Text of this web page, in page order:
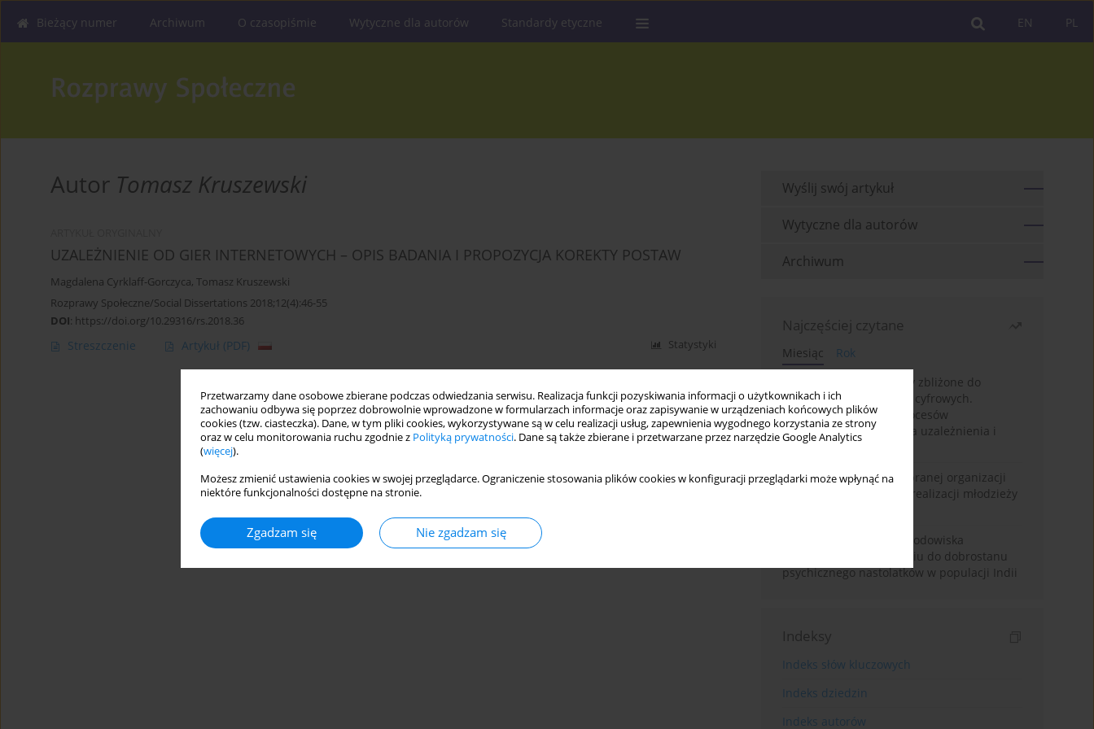
Przetwarzamy dane osobowe zbierane podczas odwiedzania serwisu. Realizacja funkcji pozyskiwania informacji o użytkownikach i ich
zachowaniu odbywa się poprzez dobrowolnie wprowadzone w formularzach informacje oraz zapisywanie w urządzeniach końcowych plików
cookies (tzw. ciasteczka). Dane, w tym pliki cookies, wykorzystywane są w celu realizacji usług, zapewnienia wygodnego korzystania ze strony
oraz w celu monitorowania ruchu zgodnie z Polityką prywatności. Dane są także zbierane i przetwarzane przez narzędzie Google Analytics
(więcej).
Możesz zmienić ustawienia cookies w swojej przeglądarce. Ograniczenie stosowania plików cookies w konfiguracji przeglądarki może wpłynąć na
niektóre funkcjonalności dostępne na stronie.
Zgadzam się Nie zgadzam się
PL
EN
Bieżący numer Archiwum O czasopiśmie Wytyczne dla autorów Standardy etyczne
Autor Tomasz Kruszewski
UZALEŻNIENIE OD GIER INTERNETOWYCH – OPIS BADANIA I PROPOZYCJA KOREKTY POSTAW
Magdalena Cyrklaff-Gorczyca, Tomasz Kruszewski
Rozprawy Społeczne/Social Dissertations 2018;12(4):46-55
DOI: https://doi.org/10.29316/rs.2018.36
Streszczenie Artykuł (PDF) Statystyki
Wyślij swój artykuł
Wytyczne dla autorów
Archiwum
Najczęściej czytane
Miesiąc
Rok
Loot boxy – mechanizmy zbliżone do
hazardu ukryte w grach cyfrowych.
Narracyjny przegląd procesów
psychologicznych, ryzyka uzależnienia i
regulacji prawnych
Znaczenie wsparcia wybranej organizacji
pozarządowej dla samorealizacji młodzieży
Badanie osobowości i środowiska
rodzinnego w odniesieniu do dobrostanu
psychicznego nastolatków w populacji Indii
Indeksy
Indeks słów kluczowych
Indeks dziedzin
Indeks autorów